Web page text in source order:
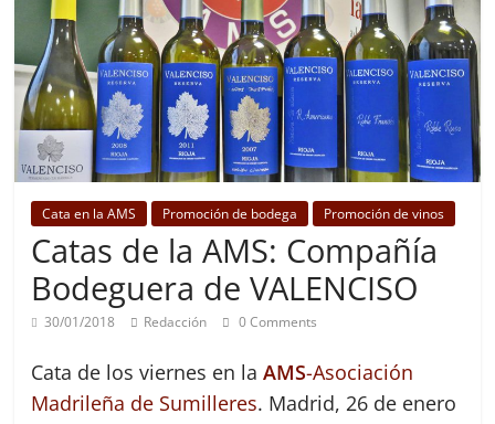
Cata en la AMS Promoción de bodega Promoción de vinos
Catas de la AMS: Compañía
Bodeguera de VALENCISO
30/01/2018 Redacción 0 Comments
Cata de los viernes en laAMS-Asociación
Madrileña de Sumilleres. Madrid, 26 de enero